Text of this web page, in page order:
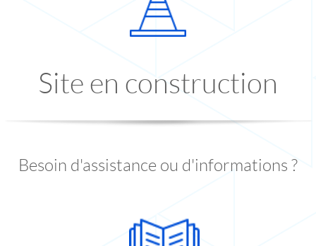
Site en construction
Besoin d'assistance ou d'informations ?